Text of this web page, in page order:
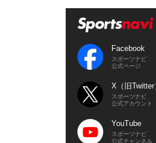
Facebook
スポーツナビ
公式ページ
X（旧Twitter
スポーツナビ
公式アカウント
YouTube
スポーツナビ
公式チャンネル